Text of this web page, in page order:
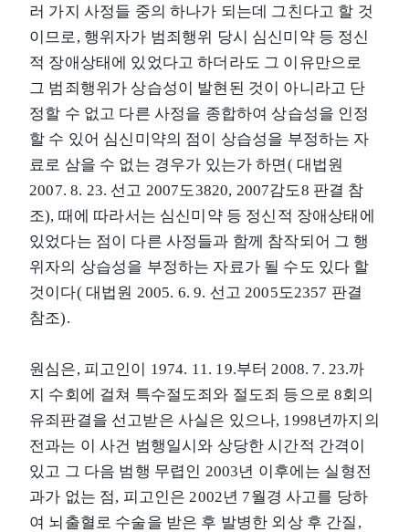
러 가지 사정들 중의 하나가 되는데 그친다고 할 것
이므로, 행위자가 범죄행위 당시 심신미약 등 정신
적 장애상태에 있었다고 하더라도 그 이유만으로
그 범죄행위가 상습성이 발현된 것이 아니라고 단
정할 수 없고 다른 사정을 종합하여 상습성을 인정
할 수 있어 심신미약의 점이 상습성을 부정하는 자
료로 삼을 수 없는 경우가 있는가 하면( 대법원
2007. 8. 23. 선고 2007도3820, 2007감도8 판결 참
조), 때에 따라서는 심신미약 등 정신적 장애상태에
있었다는 점이 다른 사정들과 함께 참작되어 그 행
위자의 상습성을 부정하는 자료가 될 수도 있다 할
것이다( 대법원 2005. 6. 9. 선고 2005도2357 판결
참조).
원심은, 피고인이 1974. 11. 19.부터 2008. 7. 23.까
지 수회에 걸쳐 특수절도죄와 절도죄 등으로 8회의
유죄판결을 선고받은 사실은 있으나, 1998년까지의
전과는 이 사건 범행일시와 상당한 시간적 간격이
있고 그 다음 범행 무렵인 2003년 이후에는 실형전
과가 없는 점, 피고인은 2002년 7월경 사고를 당하
여 뇌출혈로 수술을 받은 후 발병한 외상 후 간질,